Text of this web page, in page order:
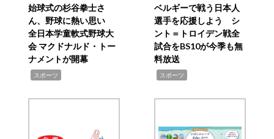
始球式の杉谷拳士さ
ん、野球に熱い思い
全日本学童軟式野球大
会 マクドナルド・トー
ナメントが開幕
スポーツ
ベルギーで戦う日本人
選手を応援しよう シ
ント＝トロイデン戦全
試合をBS10が今季も無
料放送
スポーツ